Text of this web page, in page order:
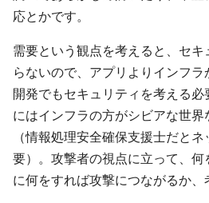
応とかです。
需要という観点を考えると、セ
らないので、アプリよりインフラ
開発でもセキュリティを考える
にはインフラの方がシビアな世
（情報処理安全確保支援士だと
要）。攻撃者の視点に立って、
に何をすれば攻撃につながるか、